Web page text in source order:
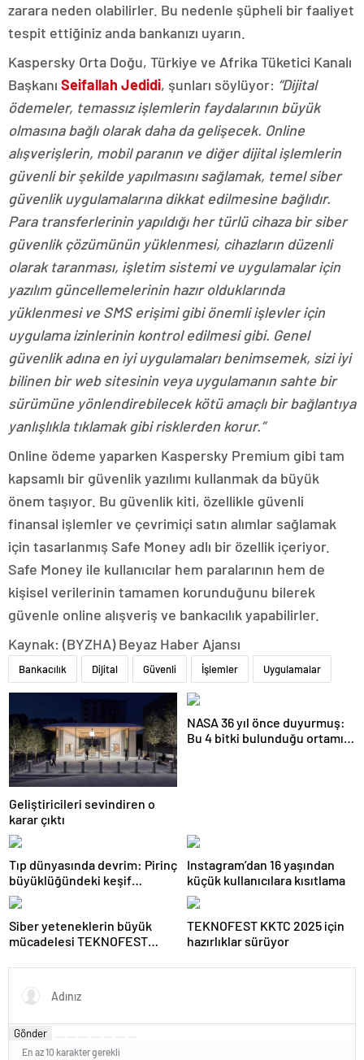
zarara neden olabilirler. Bu nedenle şüpheli bir faaliyet
tespit ettiğiniz anda bankanızı uyarın.
Kaspersky Orta Doğu, Türkiye ve Afrika Tüketici Kanalı
Başkanı Seifallah Jedidi, şunları söylüyor: “Dijital
ödemeler, temassız işlemlerin faydalarının büyük
olmasına bağlı olarak daha da gelişecek. Online
alışverişlerin, mobil paranın ve diğer dijital işlemlerin
güvenli bir şekilde yapılmasını sağlamak, temel siber
güvenlik uygulamalarına dikkat edilmesine bağlıdır.
Para transferlerinin yapıldığı her türlü cihaza bir siber
güvenlik çözümünün yüklenmesi, cihazların düzenli
olarak taranması, işletim sistemi ve uygulamalar için
yazılım güncellemelerinin hazır olduklarında
yüklenmesi ve SMS erişimi gibi önemli işlevler için
uygulama izinlerinin kontrol edilmesi gibi. Genel
güvenlik adına en iyi uygulamaları benimsemek, sizi iyi
bilinen bir web sitesinin veya uygulamanın sahte bir
sürümüne yönlendirebilecek kötü amaçlı bir bağlantıya
yanlışlıkla tıklamak gibi risklerden korur.”
Online ödeme yaparken Kaspersky Premium gibi tam
kapsamlı bir güvenlik yazılımı kullanmak da büyük
önem taşıyor. Bu güvenlik kiti, özellikle güvenli
finansal işlemler ve çevrimiçi satın alımlar sağlamak
için tasarlanmış Safe Money adlı bir özellik içeriyor.
Safe Money ile kullanıcılar hem paralarının hem de
kişisel verilerinin tamamen korunduğunu bilerek
güvenle online alışveriş ve bankacılık yapabilirler.
Kaynak: (BYZHA) Beyaz Haber Ajansı
Bankacılık Dijital Güvenli İşlemler Uygulamalar
Geliştiricileri sevindiren o
karar çıktı
NASA 36 yıl önce duyurmuş:
Bu 4 bitki bulunduğu ortamın
Tıp dünyasında devrim: Pirinç
büyüklüğündeki keşif
binlerce bebeğin hayatını
kurtaracak!
Instagram’dan 16 yaşından
küçük kullanıcılara kısıtlama
Siber yeteneklerin büyük
mücadelesi TEKNOFEST
TEKNOFEST KKTC 2025 için
hazırlıklar sürüyor
Gönder
En az 10 karakter gerekli